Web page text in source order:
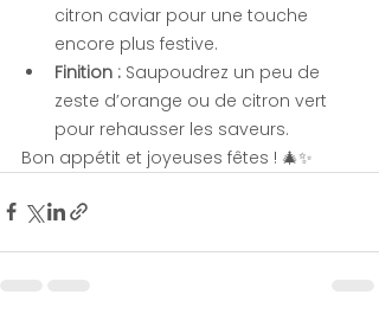
citron caviar pour une touche
encore plus festive.
Finition : Saupoudrez un peu de
zeste d’orange ou de citron vert
pour rehausser les saveurs.
Bon appétit et joyeuses fêtes ! 🎄✨